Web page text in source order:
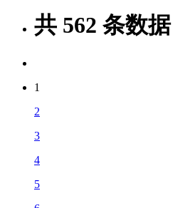
共 562 条数据
1
2
3
4
5